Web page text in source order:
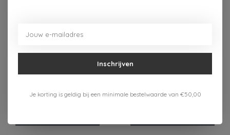
The New Chapter
29,25
The New Chapter
The New Chapter
17,50
Inschrijven
Je korting is geldig bij een minimale bestelwaarde van €50,00